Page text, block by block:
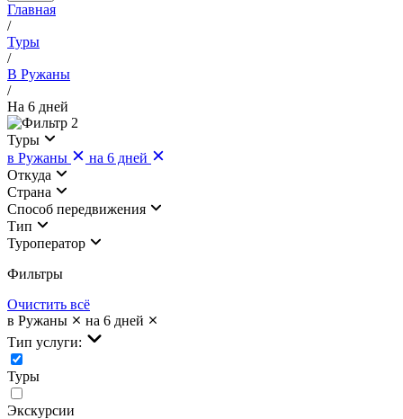
Главная
/
Туры
/
В Ружаны
/
На 6 дней
2
Туры
в Ружаны
на 6 дней
Откуда
Страна
Cпособ передвижения
Тип
Туроператор
Фильтры
Очистить всё
в Ружаны
на 6 дней
Тип услуги:
Туры
Экскурсии